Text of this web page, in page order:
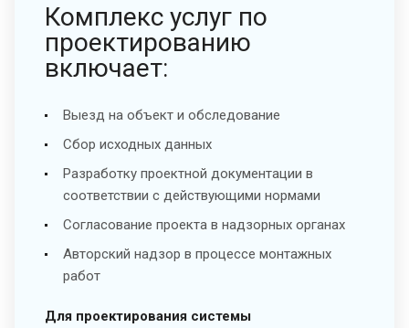
Комплекс услуг по
проектированию
включает:
Выезд на объект и обследование
Сбор исходных данных
Разработку проектной документации в
соответствии с действующими нормами
Согласование проекта в надзорных органах
Авторский надзор в процессе монтажных
работ
Для проектирования системы